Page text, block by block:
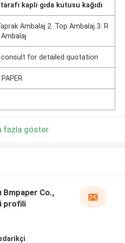
kaplı gıda kutusu kağıdı
Ambalaj 2. Top Ambalaj 3. R
consult for detailed quotation
fazla göster
Bmpaper Co.,
profili